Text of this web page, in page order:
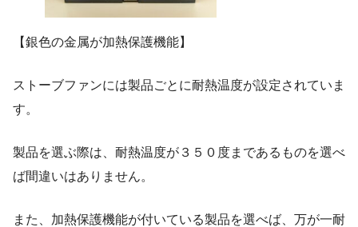
【銀色の金属が加熱保護機能】
ストーブファンには製品ごとに耐熱温度が設定されていま
す。
製品を選ぶ際は、耐熱温度が３５０度まであるものを選べ
ば間違いはありません。
また、加熱保護機能が付いている製品を選べば、万が一耐